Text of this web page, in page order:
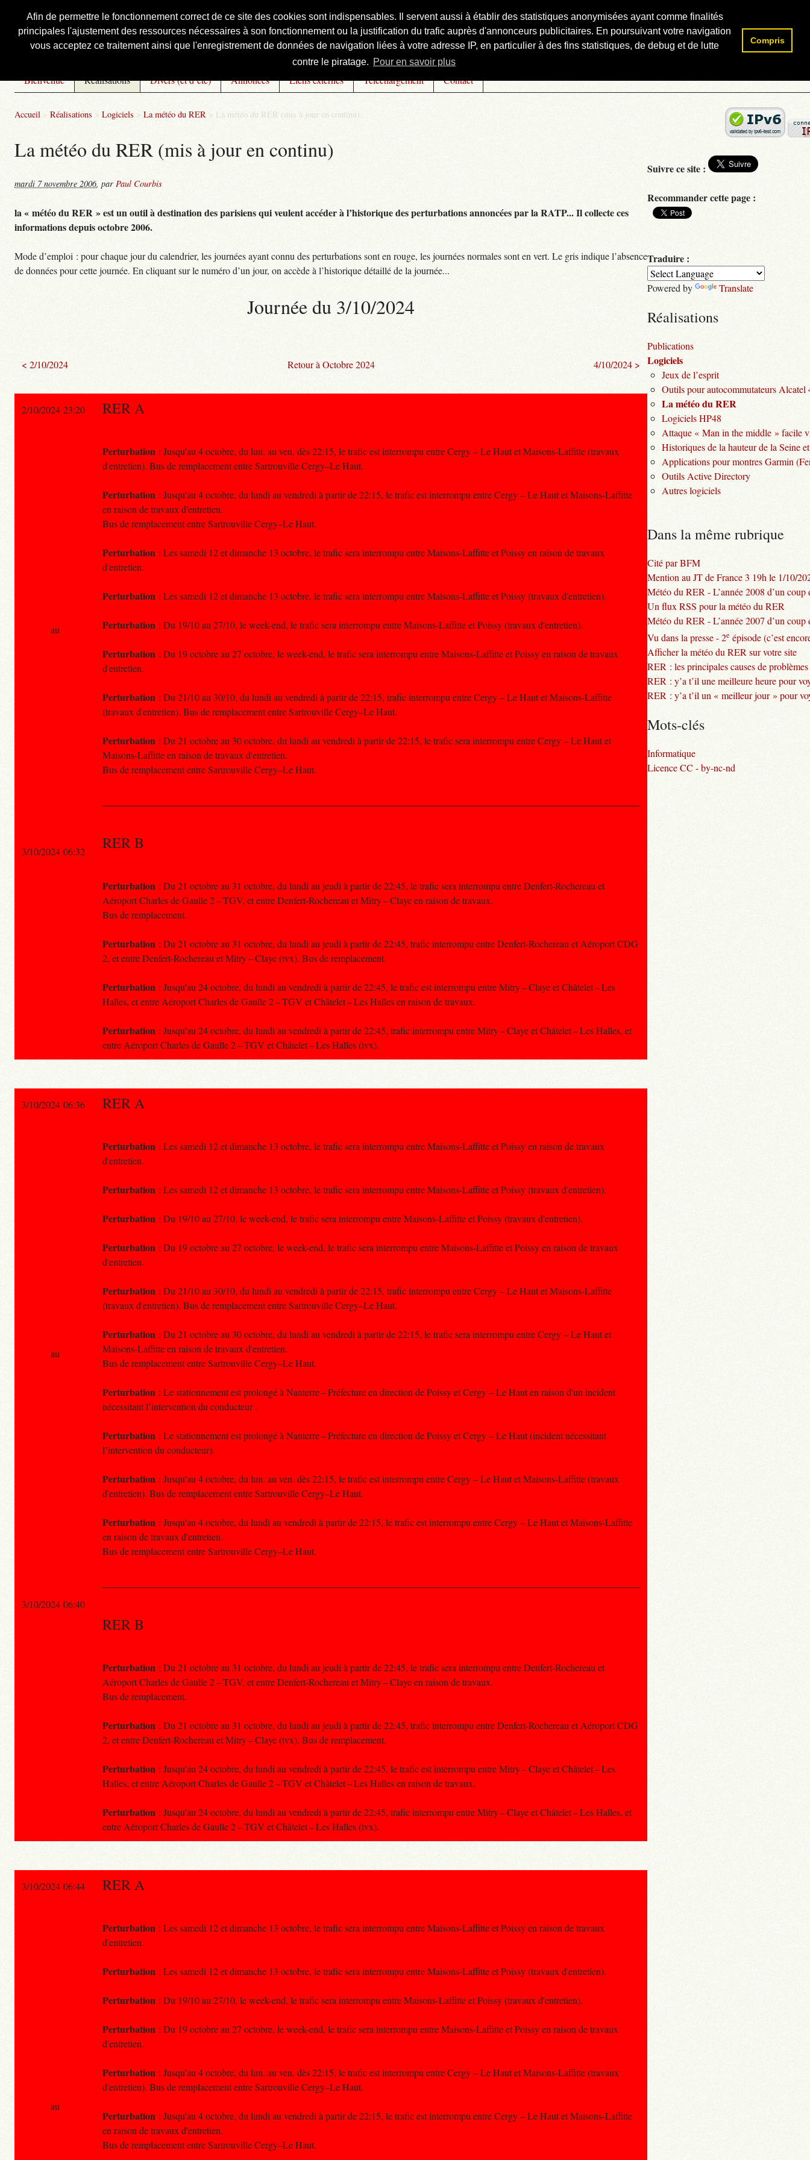
Afin de permettre le fonctionnement correct de ce site des cookies sont indispensables. Il servent aussi à établir des statistiques anonymisées ayant comme finalités
principales l'ajustement des ressources nécessaires à son fonctionnement ou la justification du trafic auprès d'annonceurs publicitaires. En poursuivant votre navigation
vous acceptez ce traitement ainsi que l'enregistrement de données de navigation liées à votre adresse IP, en particulier à des fins statistiques, de debug et de lutte
contre le piratage. Pour en savoir plus
Compris
Courbis, « LE » Blog Officiel
Bienvenue Réalisations Divers (et d’été) Annonces Liens externes Téléchargement Contact
Accueil > Réalisations > Logiciels > La météo du RER > La météo du RER (mis à jour en continu)
La météo du RER (mis à jour en continu)
mardi 7 novembre 2006, par Paul Courbis
la « météo du RER » est un outil à destination des parisiens qui veulent accéder à l’historique des perturbations annoncées par la RATP... Il collecte ces
informations depuis octobre 2006.
Mode d’emploi : pour chaque jour du calendrier, les journées ayant connu des perturbations sont en rouge, les journées normales sont en vert. Le gris indique l’absence
de données pour cette journée. En cliquant sur le numéro d’un jour, on accède à l’historique détaillé de la journée...
Journée du 3/10/2024
< 2/10/2024 Retour à Octobre 2024 4/10/2024 >
2/10/2024 23:20 RER A
Perturbation : Jusqu'au 4 octobre, du lun. au ven. dès 22:15, le trafic est interrompu entre Cergy – Le Haut et Maisons-Laffitte (travaux
d'entretien). Bus de remplacement entre Sartrouville Cergy–Le Haut.
Perturbation : Jusqu'au 4 octobre, du lundi au vendredi à partir de 22:15, le trafic est interrompu entre Cergy – Le Haut et Maisons-Laffitte
en raison de travaux d'entretien.
Bus de remplacement entre Sartrouville Cergy–Le Haut.
Perturbation : Les samedi 12 et dimanche 13 octobre, le trafic sera interrompu entre Maisons-Laffitte et Poissy en raison de travaux
d'entretien.
Perturbation : Les samedi 12 et dimanche 13 octobre, le trafic sera interrompu entre Maisons-Laffitte et Poissy (travaux d'entretien).
Perturbation : Du 19/10 au 27/10, le week-end, le trafic sera interrompu entre Maisons-Laffitte et Poissy (travaux d'entretien).
Perturbation : Du 19 octobre au 27 octobre, le week-end, le trafic sera interrompu entre Maisons-Laffitte et Poissy en raison de travaux
d'entretien.
Perturbation : Du 21/10 au 30/10, du lundi au vendredi à partir de 22:15, trafic interrompu entre Cergy – Le Haut et Maisons-Laffitte
(travaux d'entretien). Bus de remplacement entre Sartrouville Cergy–Le Haut.
Perturbation : Du 21 octobre au 30 octobre, du lundi au vendredi à partir de 22:15, le trafic sera interrompu entre Cergy – Le Haut et
Maisons-Laffitte en raison de travaux d'entretien.
Bus de remplacement entre Sartrouville Cergy–Le Haut.
RER B
Perturbation : Du 21 octobre au 31 octobre, du lundi au jeudi à partir de 22:45, le trafic sera interrompu entre Denfert-Rochereau et
Aéroport Charles de Gaulle 2 – TGV, et entre Denfert-Rochereau et Mitry – Claye en raison de travaux.
Bus de remplacement.
Perturbation : Du 21 octobre au 31 octobre, du lundi au jeudi à partir de 22:45, trafic interrompu entre Denfert-Rochereau et Aéroport CDG
2, et entre Denfert-Rochereau et Mitry – Claye (tvx). Bus de remplacement.
Perturbation : Jusqu'au 24 octobre, du lundi au vendredi à partir de 22:45, le trafic est interrompu entre Mitry – Claye et Châtelet – Les
Halles, et entre Aéroport Charles de Gaulle 2 – TGV et Châtelet – Les Halles en raison de travaux.
Perturbation : Jusqu'au 24 octobre, du lundi au vendredi à partir de 22:45, trafic interrompu entre Mitry – Claye et Châtelet – Les Halles, et
entre Aéroport Charles de Gaulle 2 – TGV et Châtelet – Les Halles (tvx).
au
3/10/2024 06:32
3/10/2024 06:36 RER A
Perturbation : Les samedi 12 et dimanche 13 octobre, le trafic sera interrompu entre Maisons-Laffitte et Poissy en raison de travaux
d'entretien.
Perturbation : Les samedi 12 et dimanche 13 octobre, le trafic sera interrompu entre Maisons-Laffitte et Poissy (travaux d'entretien).
Perturbation : Du 19/10 au 27/10, le week-end, le trafic sera interrompu entre Maisons-Laffitte et Poissy (travaux d'entretien).
Perturbation : Du 19 octobre au 27 octobre, le week-end, le trafic sera interrompu entre Maisons-Laffitte et Poissy en raison de travaux
d'entretien.
Perturbation : Du 21/10 au 30/10, du lundi au vendredi à partir de 22:15, trafic interrompu entre Cergy – Le Haut et Maisons-Laffitte
(travaux d'entretien). Bus de remplacement entre Sartrouville Cergy–Le Haut.
Perturbation : Du 21 octobre au 30 octobre, du lundi au vendredi à partir de 22:15, le trafic sera interrompu entre Cergy – Le Haut et
Maisons-Laffitte en raison de travaux d'entretien.
Bus de remplacement entre Sartrouville Cergy–Le Haut.
Perturbation : Le stationnement est prolongé à Nanterre – Préfecture en direction de Poissy et Cergy – Le Haut en raison d'un incident
nécessitant l’intervention du conducteur .
Perturbation : Le stationnement est prolongé à Nanterre – Préfecture en direction de Poissy et Cergy – Le Haut (incident nécessitant
l’intervention du conducteur).
Perturbation : Jusqu'au 4 octobre, du lun. au ven. dès 22:15, le trafic est interrompu entre Cergy – Le Haut et Maisons-Laffitte (travaux
d'entretien). Bus de remplacement entre Sartrouville Cergy–Le Haut.
Perturbation : Jusqu'au 4 octobre, du lundi au vendredi à partir de 22:15, le trafic est interrompu entre Cergy – Le Haut et Maisons-Laffitte
en raison de travaux d'entretien.
Bus de remplacement entre Sartrouville Cergy–Le Haut.
RER B
Perturbation : Du 21 octobre au 31 octobre, du lundi au jeudi à partir de 22:45, le trafic sera interrompu entre Denfert-Rochereau et
Aéroport Charles de Gaulle 2 – TGV, et entre Denfert-Rochereau et Mitry – Claye en raison de travaux.
Bus de remplacement.
Perturbation : Du 21 octobre au 31 octobre, du lundi au jeudi à partir de 22:45, trafic interrompu entre Denfert-Rochereau et Aéroport CDG
2, et entre Denfert-Rochereau et Mitry – Claye (tvx). Bus de remplacement.
Perturbation : Jusqu'au 24 octobre, du lundi au vendredi à partir de 22:45, le trafic est interrompu entre Mitry – Claye et Châtelet – Les
Halles, et entre Aéroport Charles de Gaulle 2 – TGV et Châtelet – Les Halles en raison de travaux.
Perturbation : Jusqu'au 24 octobre, du lundi au vendredi à partir de 22:45, trafic interrompu entre Mitry – Claye et Châtelet – Les Halles, et
entre Aéroport Charles de Gaulle 2 – TGV et Châtelet – Les Halles (tvx).
au
3/10/2024 06:40
3/10/2024 06:44 RER A
Perturbation : Les samedi 12 et dimanche 13 octobre, le trafic sera interrompu entre Maisons-Laffitte et Poissy en raison de travaux
d'entretien.
Perturbation : Les samedi 12 et dimanche 13 octobre, le trafic sera interrompu entre Maisons-Laffitte et Poissy (travaux d'entretien).
Perturbation : Du 19/10 au 27/10, le week-end, le trafic sera interrompu entre Maisons-Laffitte et Poissy (travaux d'entretien).
Perturbation : Du 19 octobre au 27 octobre, le week-end, le trafic sera interrompu entre Maisons-Laffitte et Poissy en raison de travaux
d'entretien.
Perturbation : Jusqu'au 4 octobre, du lun. au ven. dès 22:15, le trafic est interrompu entre Cergy – Le Haut et Maisons-Laffitte (travaux
d'entretien). Bus de remplacement entre Sartrouville Cergy–Le Haut.
Perturbation : Jusqu'au 4 octobre, du lundi au vendredi à partir de 22:15, le trafic est interrompu entre Cergy – Le Haut et Maisons-Laffitte
en raison de travaux d'entretien.
Bus de remplacement entre Sartrouville Cergy–Le Haut.
au
Rechercher :
Suivre ce site :
Recommander cette page :
Traduire :
Powered by Translate
Réalisations
Publications
Logiciels
Jeux de l’esprit
Outils pour autocommutateurs Alcatel
La météo du RER
Logiciels HP48
Attaque « Man in the middle » facile
Historiques de la hauteur de la Seine
Applications pour montres Garmin
Outils Active Directory
Autres logiciels
Dans la même rubrique
Cité par BFM
Mention au JT de France 3 19h le 1/10/
Météo du RER - L’année 2008 d’un coup
Un flux RSS pour la météo du RER
Météo du RER - L’année 2007 d’un coup
Vu dans la presse - 2e épisode (c’est
Afficher la météo du RER sur votre site
RER : les principales causes de problèmes
RER : y’a t’il une meilleure heure pour
RER : y’a t’il un « meilleur jour » pour
Mots-clés
Informatique
Licence CC - by-nc-nd